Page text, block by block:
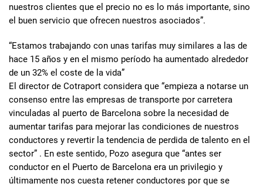
nuestros clientes que el precio no es lo más importante, sino
el buen servicio que ofrecen nuestros asociados”.
“Estamos trabajando con unas tarifas muy similares a las de
hace 15 años y en el mismo período ha aumentado alrededor
de un 32% el coste de la vida”
El director de Cotraport considera que “empieza a notarse un
consenso entre las empresas de transporte por carretera
vinculadas al puerto de Barcelona sobre la necesidad de
aumentar tarifas para mejorar las condiciones de nuestros
conductores y revertir la tendencia de perdida de talento en el
sector” . En este sentido, Pozo asegura que “antes ser
conductor en el Puerto de Barcelona era un privilegio y
últimamente nos cuesta retener conductores por que se